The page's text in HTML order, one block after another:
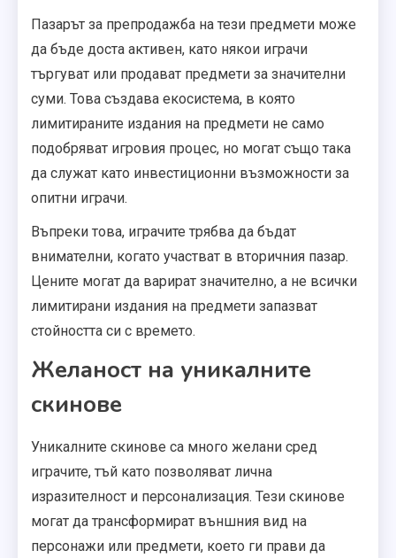
Пазарът за препродажба на тези предмети може
да бъде доста активен, като някои играчи
търгуват или продават предмети за значителни
суми. Това създава екосистема, в която
лимитираните издания на предмети не само
подобряват игровия процес, но могат също така
да служат като инвестиционни възможности за
опитни играчи.
Въпреки това, играчите трябва да бъдат
внимателни, когато участват в вторичния пазар.
Цените могат да варират значително, а не всички
лимитирани издания на предмети запазват
стойността си с времето.
Желаност на уникалните
скинове
Уникалните скинове са много желани сред
играчите, тъй като позволяват лична
изразителност и персонализация. Тези скинове
могат да трансформират външния вид на
персонажи или предмети, което ги прави да